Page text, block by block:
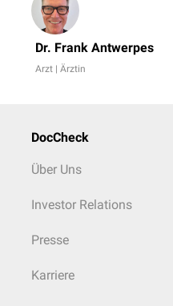
Dr. Frank Antwerpes
Arzt | Ärztin
DocCheck
Über Uns
Investor Relations
Presse
Karriere